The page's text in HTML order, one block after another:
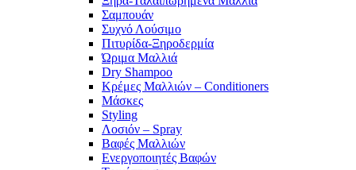
Σαμπουάν
Συχνό Λούσιμο
Πιτυρίδα-Ξηροδερμία
Ώριμα Μαλλιά
Dry Shampoo
Κρέμες Μαλλιών – Conditioners
Μάσκες
Styling
Λοσιόν – Spray
Βαφές Μαλλιών
Ενεργοποιητές Βαφών